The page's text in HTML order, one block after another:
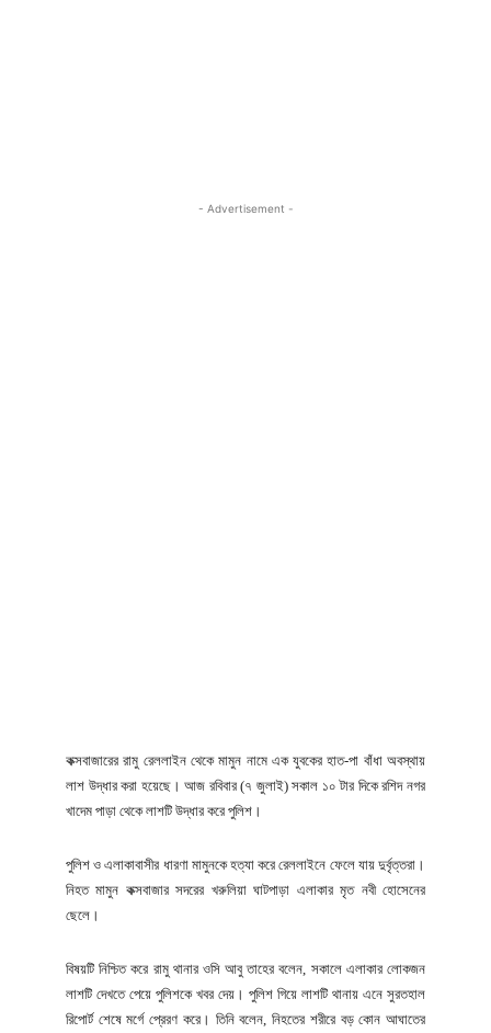
- Advertisement -
কক্সবাজারের রামু রেললাইন থেকে মামুন নামে এক যুবকের হাত-পা বাঁধা অবস্থায়
লাশ উদ্ধার করা হয়েছে। আজ রবিবার (৭ জুলাই) সকাল ১০ টার দিকে রশিদ নগর
খাদেম পাড়া থেকে লাশটি উদ্ধার করে পুলিশ।
পুলিশ ও এলাকাবাসীর ধারণা মামুনকে হত্যা করে রেললাইনে ফেলে যায় দুর্বৃত্তরা।
নিহত মামুন কক্সবাজার সদরের খরুলিয়া ঘাটপাড়া এলাকার মৃত নবী হোসেনের
ছেলে।
বিষয়টি নিশ্চিত করে রামু থানার ওসি আবু তাহের বলেন, সকালে এলাকার লোকজন
লাশটি দেখতে পেয়ে পুলিশকে খবর দেয়। পুলিশ গিয়ে লাশটি থানায় এনে সুরতহাল
রিপোর্ট শেষে মর্গে প্রেরণ করে। তিনি বলেন, নিহতের শরীরে বড় কোন আঘাতের